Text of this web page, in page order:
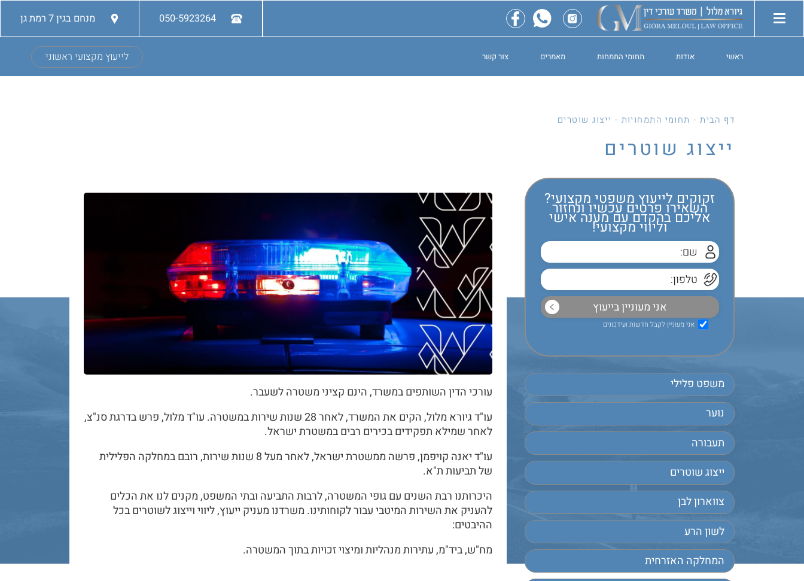
050-5923264 מנחם בגין 7 רמת גן
ראשי אודות תחומי התמחות מאמרים צור קשר לייעוץ מקצועי ראשוני
דף הבית- תחומי התמחויות - ייצוג שוטרים
ייצוג שוטרים
זקוקים לייעוץ משפטי מקצועי?
השאירו פרטים עכשיו ונחזור
אליכם בהקדם עם מענה אישי
וליווי מקצועי!
אני מעוניין לקבל חדשות ועידכונים
משפט פלילי
נוער
תעבורה
ייצוג שוטרים
צווארון לבן
לשון הרע
המחלקה האזרחית
עורכי הדין השותפים במשרד, הינם קציני משטרה לשעבר.
עו"ד גיורא מלול, הקים את המשרד, לאחר 28 שנות שירות במשטרה. עו"ד מלול, פרש בדרגת סנ"צ,
לאחר שמילא תפקידים בכירים רבים במשטרת ישראל.
עו"ד יאנה קויפמן, פרשה ממשטרת ישראל, לאחר מעל 8 שנות שירות, רובם במחלקה הפלילית
של תביעות ת"א.
היכרותנו רבת השנים עם גופי המשטרה, לרבות התביעה ובתי המשפט, מקנים לנו את הכלים
להעניק את השירות המיטבי עבור לקוחותינו. משרדנו מעניק ייעוץ, ליווי וייצוג לשוטרים בכל
ההיבטים:
מח"ש, ביד"מ, עתירות מנהליות ומיצוי זכויות בתוך המשטרה.